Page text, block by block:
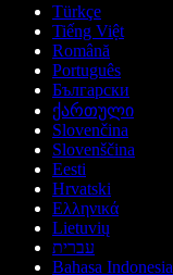
Türkçe
Tiếng Việt
Română
Português
Български
ქართული
Slovenčina
Slovenščina
Eesti
Hrvatski
Ελληνικά
Lietuvių
עברית
Bahasa Indonesia